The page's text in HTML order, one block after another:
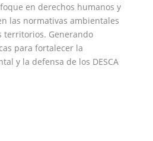
en derechos humanos y
las normativas ambientales
territorios. Generando
para fortalecer la
y la defensa de los DESCA